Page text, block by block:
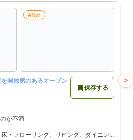
After
開放感のあるオープン
保存する
が不満
・フローリング、リビング、ダイニン
>